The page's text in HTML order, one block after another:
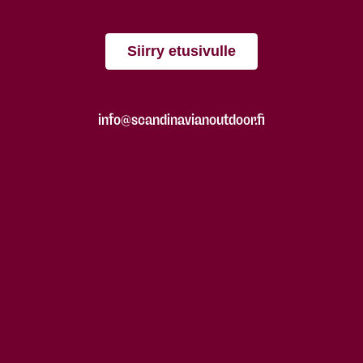
Siirry etusivulle
info@scandinavianoutdoor.fi